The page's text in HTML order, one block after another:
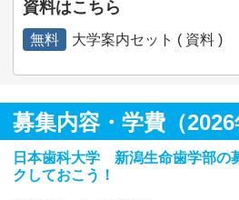
資料はこちら
無料 大学案内セット ( 資料 )
募集内容・学費（2026
日本歯科大学 新潟生命歯学部の
クしておこう！